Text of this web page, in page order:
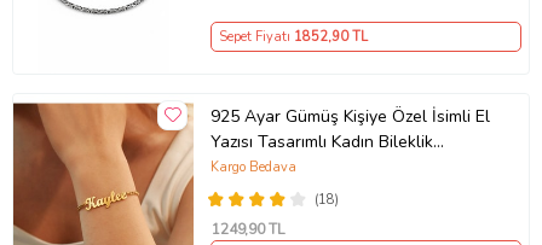
Sepet Fiyatı 1852,90 TL
925 Ayar Gümüş Kişiye Özel İsimli El
Yazısı Tasarımlı Kadın Bileklik
So0063
(18)
Kargo Bedava
1249,90 TL